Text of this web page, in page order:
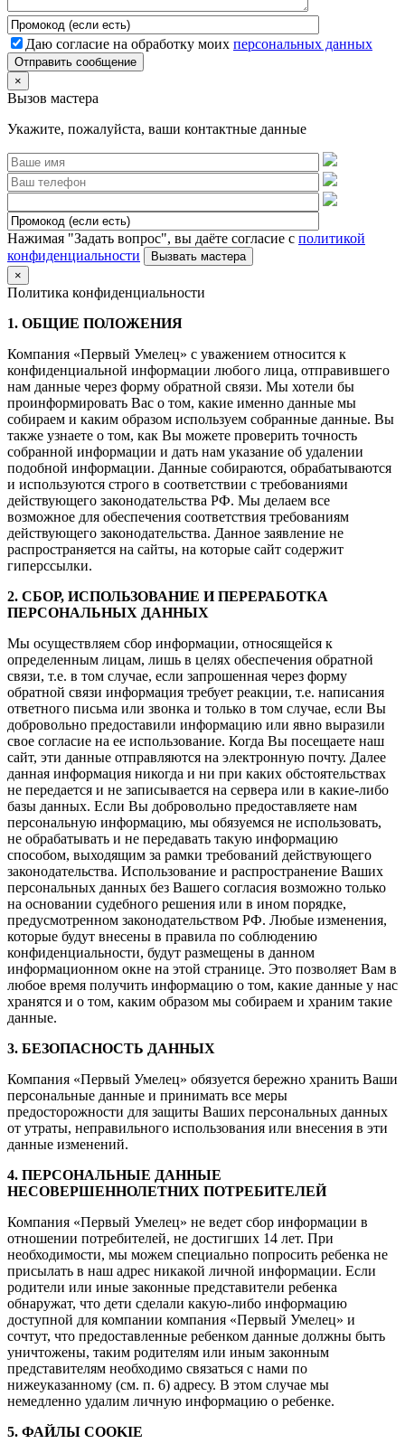
Даю согласие на обработку моих персональных данных
Отправить сообщение
×
Вызов мастера
Укажите, пожалуйста, ваши контактные данные
Нажимая "Задать вопрос", вы даёте согласие с политикой
конфиденциальности
×
Политика конфиденциальности
1. ОБЩИЕ ПОЛОЖЕНИЯ
Компания «Первый Умелец» с уважением относится к
конфиденциальной информации любого лица, отправившего
нам данные через форму обратной связи. Мы хотели бы
проинформировать Вас о том, какие именно данные мы
собираем и каким образом используем собранные данные. Вы
также узнаете о том, как Вы можете проверить точность
собранной информации и дать нам указание об удалении
подобной информации. Данные собираются, обрабатываются
и используются строго в соответствии с требованиями
действующего законодательства РФ. Мы делаем все
возможное для обеспечения соответствия требованиям
действующего законодательства. Данное заявление не
распространяется на сайты, на которые сайт содержит
гиперссылки.
2. СБОР, ИСПОЛЬЗОВАНИЕ И ПЕРЕРАБОТКА
ПЕРСОНАЛЬНЫХ ДАННЫХ
Мы осуществляем сбор информации, относящейся к
определенным лицам, лишь в целях обеспечения обратной
связи, т.е. в том случае, если запрошенная через форму
обратной связи информация требует реакции, т.е. написания
ответного письма или звонка и только в том случае, если Вы
добровольно предоставили информацию или явно выразили
свое согласие на ее использование. Когда Вы посещаете наш
сайт, эти данные отправляются на электронную почту. Далее
данная информация никогда и ни при каких обстоятельствах
не передается и не записывается на сервера или в какие-либо
базы данных. Если Вы добровольно предоставляете нам
персональную информацию, мы обязуемся не использовать,
не обрабатывать и не передавать такую информацию
способом, выходящим за рамки требований действующего
законодательства. Использование и распространение Ваших
персональных данных без Вашего согласия возможно только
на основании судебного решения или в ином порядке,
предусмотренном законодательством РФ. Любые изменения,
которые будут внесены в правила по соблюдению
конфиденциальности, будут размещены в данном
информационном окне на этой странице. Это позволяет Вам в
любое время получить информацию о том, какие данные у нас
хранятся и о том, каким образом мы собираем и храним такие
данные.
3. БЕЗОПАСНОСТЬ ДАННЫХ
Компания «Первый Умелец» обязуется бережно хранить Ваши
персональные данные и принимать все меры
предосторожности для защиты Ваших персональных данных
от утраты, неправильного использования или внесения в эти
данные изменений.
4. ПЕРСОНАЛЬНЫЕ ДАННЫЕ
НЕСОВЕРШЕННОЛЕТНИХ ПОТРЕБИТЕЛЕЙ
Компания «Первый Умелец» не ведет сбор информации в
отношении потребителей, не достигших 14 лет. При
необходимости, мы можем специально попросить ребенка не
присылать в наш адрес никакой личной информации. Если
родители или иные законные представители ребенка
обнаружат, что дети сделали какую-либо информацию
доступной для компании компания «Первый Умелец» и
сочтут, что предоставленные ребенком данные должны быть
уничтожены, таким родителям или иным законным
представителям необходимо связаться с нами по
нижеуказанному (см. п. 6) адресу. В этом случае мы
немедленно удалим личную информацию о ребенке.
5. ФАЙЛЫ COOKIE